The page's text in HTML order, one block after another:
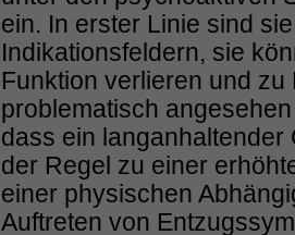
ein. In erster Linie sind
Indikationsfeldern, sie
Funktion verlieren und
problematisch
dass ein
der Regel zu einer
einer physischen
Auftreten von